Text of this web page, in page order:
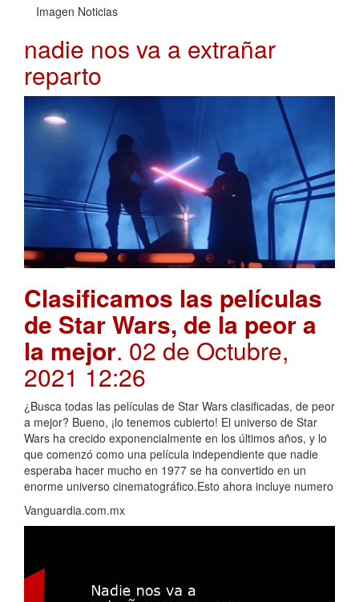
Imagen Noticias
nadie nos va a extrañar
reparto
Clasificamos las películas
de Star Wars, de la peor a
la mejor. 02 de Octubre,
2021 12:26
¿Busca todas las películas de Star Wars clasificadas, de peor
a mejor? Bueno, ¡lo tenemos cubierto! El universo de Star
Wars ha crecido exponencialmente en los últimos años, y lo
que comenzó como una película independiente que nadie
esperaba hacer mucho en 1977 se ha convertido en un
enorme universo cinematográfico.Esto ahora incluye numero
Vanguardia.com.mx